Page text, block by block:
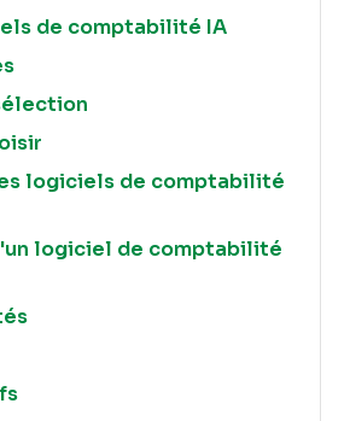
de comptabilité IA
logiciels de comptabilité
logiciel de comptabilité